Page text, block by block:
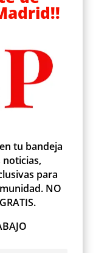
tu bandeja
noticias,
para
NO